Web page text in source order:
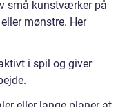
små kunstværker på
mønstre. Her
i spil og giver